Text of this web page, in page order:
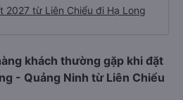
2027 từ Liên Chiểu đi Hạ Long
khách thường gặp khi đặt
- Quảng Ninh từ Liên Chiểu